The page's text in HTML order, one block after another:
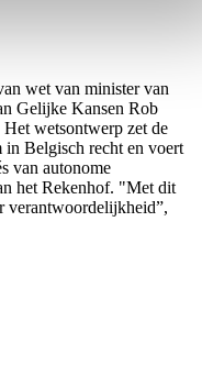
wet van minister van
Gelijke Kansen Rob
wetsontwerp zet de
Belgisch recht en voert
van autonome
het Rekenhof. "Met dit
verantwoordelijkheid”,